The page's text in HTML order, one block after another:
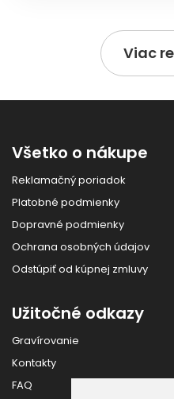
Viac
Všetko o nákupe
Reklamačný poriadok
Platobné podmienky
Dopravné podmienky
Ochrana osobných údajov
Odstúpiť od kúpnej zmluvy
Užitočné odkazy
Gravírovanie
Kontakty
FAQ